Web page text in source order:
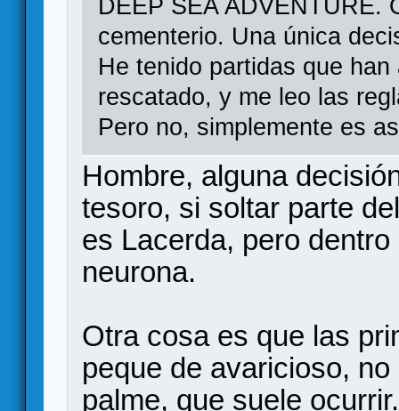
DEEP SEA ADVENTURE.
cementerio. Una única
He tenido partidas que
rescatado, y me leo las
Pero no, simplemente es
Hombre, alguna
tesoro, si soltar parte
es Lacerda, pero
neurona.
Otra cosa es que las
peque de avaricioso,
palme, que suele ocurrir.